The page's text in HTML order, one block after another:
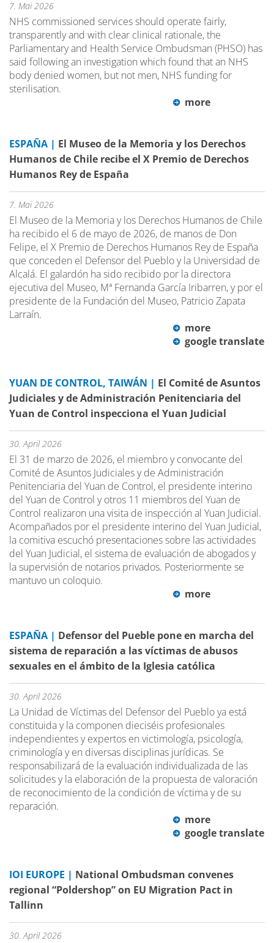
7. Mai 2026
NHS commissioned services should operate fairly,
transparently and with clear clinical rationale, the
Parliamentary and Health Service Ombudsman (PHSO) has
said following an investigation which found that an NHS
body denied women, but not men, NHS funding for
sterilisation.
more
ESPAÑA | El Museo de la Memoria y los Derechos
Humanos de Chile recibe el X Premio de Derechos
Humanos Rey de España
7. Mai 2026
El Museo de la Memoria y los Derechos Humanos de Chile
ha recibido el 6 de mayo de 2026, de manos de Don
Felipe, el X Premio de Derechos Humanos Rey de España
que conceden el Defensor del Pueblo y la Universidad de
Alcalá. El galardón ha sido recibido por la directora
ejecutiva del Museo, Mª Fernanda García Iribarren, y por el
presidente de la Fundación del Museo, Patricio Zapata
Larraín.
more
google translate
YUAN DE CONTROL, TAIWÁN | El Comité de Asuntos
Judiciales y de Administración Penitenciaria del
Yuan de Control inspecciona el Yuan Judicial
30. April 2026
El 31 de marzo de 2026, el miembro y convocante del
Comité de Asuntos Judiciales y de Administración
Penitenciaria del Yuan de Control, el presidente interino
del Yuan de Control y otros 11 miembros del Yuan de
Control realizaron una visita de inspección al Yuan Judicial.
Acompañados por el presidente interino del Yuan Judicial,
la comitiva escuchó presentaciones sobre las actividades
del Yuan Judicial, el sistema de evaluación de abogados y
la supervisión de notarios privados. Posteriormente se
mantuvo un coloquio.
more
ESPAÑA | Defensor del Pueble pone en marcha del
sistema de reparación a las víctimas de abusos
sexuales en el ámbito de la Iglesia católica
30. April 2026
La Unidad de Víctimas del Defensor del Pueblo ya está
constituida y la componen dieciséis profesionales
independientes y expertos en victimología, psicología,
criminología y en diversas disciplinas jurídicas. Se
responsabilizará de la evaluación individualizada de las
solicitudes y la elaboración de la propuesta de valoración
de reconocimiento de la condición de víctima y de su
reparación.
more
google translate
IOI EUROPE | National Ombudsman convenes
regional “Poldershop” on EU Migration Pact in
Tallinn
30. April 2026